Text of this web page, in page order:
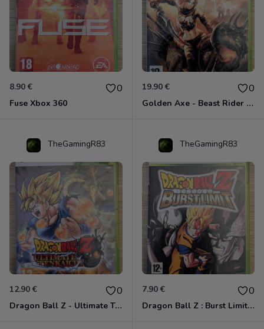
8.90 € 0
Fuse Xbox 360
19.90 € 0
Golden Axe - Beast Rider Xbox 360
TheGamingR83
12.90 € 0
Dragon Ball Z - Ultimate Tenkaichi Xbox 360
TheGamingR83
7.90 € 0
Dragon Ball Z : Burst Limit Xbox 360